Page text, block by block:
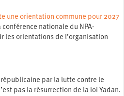
une orientation commune pour 2027
conférence nationale du NPA-
les orientations de l’organisation
par la lutte contre le
pas la résurrection de la loi Yadan.